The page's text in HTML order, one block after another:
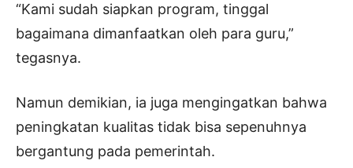
“Kami sudah siapkan program, tinggal
bagaimana dimanfaatkan oleh para guru,”
tegasnya.
Namun demikian, ia juga mengingatkan bahwa
peningkatan kualitas tidak bisa sepenuhnya
bergantung pada pemerintah.